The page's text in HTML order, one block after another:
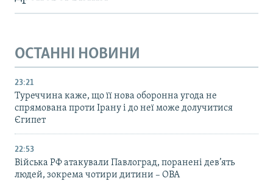
ОСТАННІ НОВИНИ
23:21
Туреччина каже, що її нова оборонна угода не
спрямована проти Ірану і до неї може долучитися
Єгипет
22:53
Війська РФ атакували Павлоград, поранені дев’ять
людей, зокрема чотири дитини – ОВА